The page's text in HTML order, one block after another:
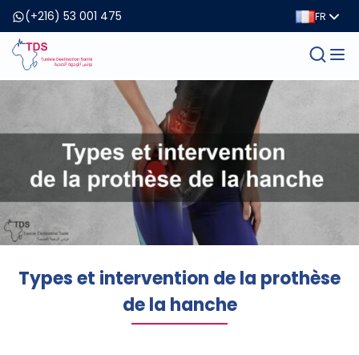
(+216) 53 001 475 FR
Types et intervention de la prothèse
de la hanche